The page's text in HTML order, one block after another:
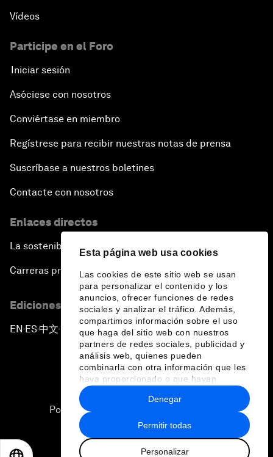
Esta página web usa cookies
Las cookies de este sitio web se usan
para personalizar el contenido y los
anuncios, ofrecer funciones de redes
sociales y analizar el tráfico. Además,
compartimos información sobre el uso
que haga del sitio web con nuestros
partners de redes sociales, publicidad y
análisis web, quienes pueden
combinarla con otra información que les
haya proporcionado o que hayan
recopilado a partir del uso que haya
hecho de sus servicios.
Permitir todas
Personalizar
Denegar
Vídeos
Participe en el Foro
Iniciar sesión
Asóciese con nosotros
Conviértase en miembro
Regístrese para recibir nuestras notas de prensa
Suscríbase a nuestros boletines
Contacte con nosotros
Enlaces directos
La sostenibilidad en el Foro
Carreras profesionales
Ediciones en otros idiomas
EN ▪ES▪中文▪ 日本語
Política de privacidad y normas de uso
Sitemap